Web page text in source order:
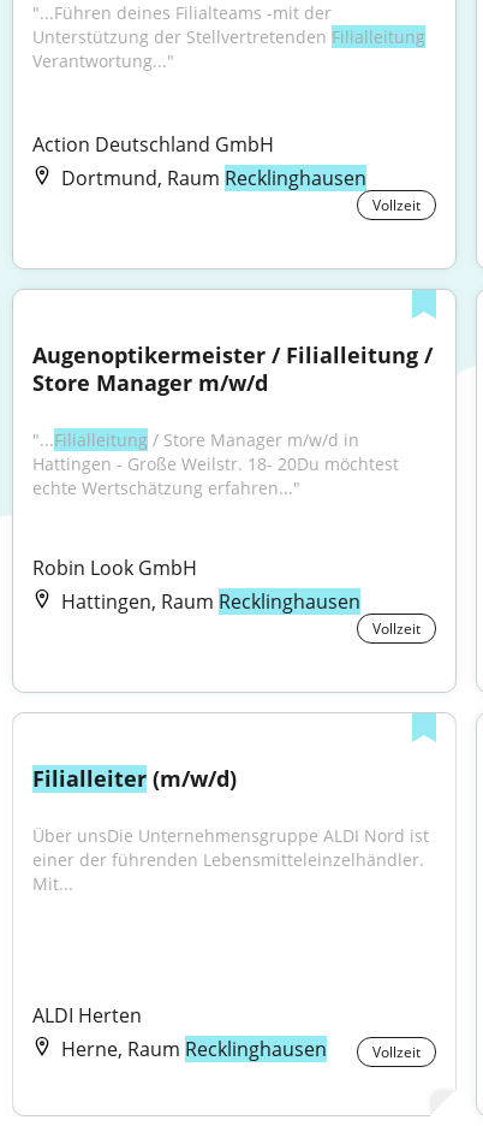
"...Führen deines Filialteams -mit der
Unterstützung der Stellvertretenden Filialleitung
Verantwortung..."
Action Deutschland GmbH
Dortmund, Raum Recklinghausen
Vollzeit
Augenoptikermeister / Filialleitung /
Store Manager m/w/d
"...Filialleitung / Store Manager m/w/d in
Hattingen - Große Weilstr. 18- 20Du möchtest
echte Wertschätzung erfahren..."
Robin Look GmbH
Hattingen, Raum Recklinghausen
Vollzeit
Filialleiter (m/w/d)
Über unsDie Unternehmensgruppe ALDI Nord ist
einer der führenden Lebensmitteleinzelhändler.
Mit...
ALDI Herten
Herne, Raum Recklinghausen Vollzeit